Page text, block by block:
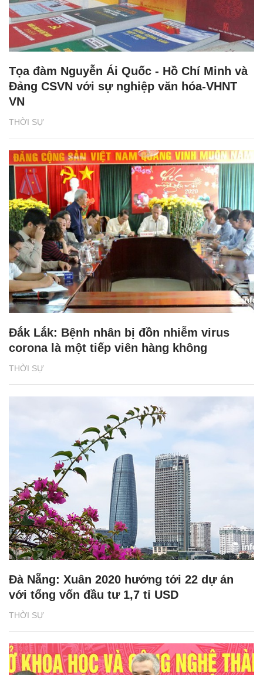
THỜI SỰ
Tọa đàm Nguyễn Ái Quốc - Hồ Chí Minh và
Đảng CSVN với sự nghiệp văn hóa-VHNT
VN
THỜI SỰ
Đắk Lắk: Bệnh nhân bị đồn nhiễm virus
corona là một tiếp viên hàng không
THỜI SỰ
Đà Nẵng: Xuân 2020 hướng tới 22 dự án
với tổng vốn đầu tư 1,7 tỉ USD